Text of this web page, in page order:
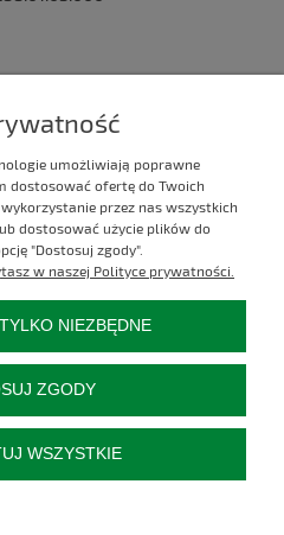
konto
i dostawa
firmie
umożliwiają poprawne
dostosować ofertę do Twoich
przez nas wszystkich
dostosować użycie plików do
"Dostosuj zgody".
w naszej Polityce prywatności.
NIEZBĘDNE
ZGODY
WSZYSTKIE